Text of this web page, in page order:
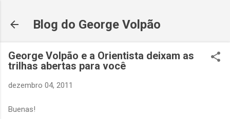
Blog do George Volpão
George Volpão e a Orientista deixam as
trilhas abertas para você
dezembro 04, 2011
Buenas!